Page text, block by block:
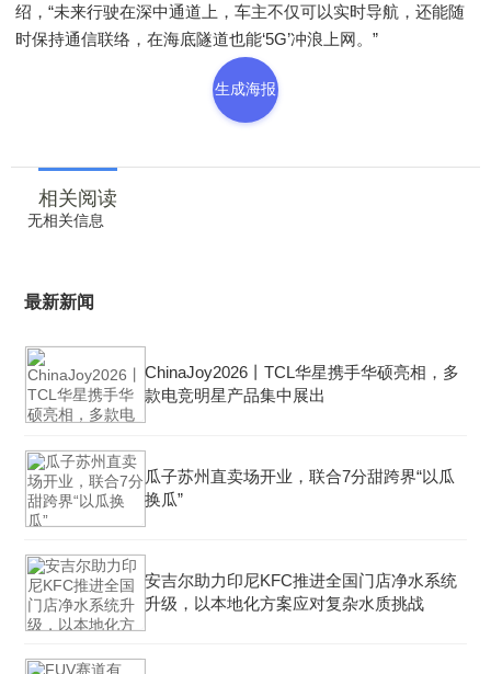
绍，“未来行驶在深中通道上，车主不仅可以实时导航，还能随
时保持通信联络，在海底隧道也能‘5G’冲浪上网。”
生成海报
相关阅读
无相关信息
最新新闻
ChinaJoy2026丨TCL华星携手华硕亮相，多
款电竞明星产品集中展出
瓜子苏州直卖场开业，联合7分甜跨界“以瓜
换瓜”
安吉尔助力印尼KFC推进全国门店净水系统
升级，以本地化方案应对复杂水质挑战